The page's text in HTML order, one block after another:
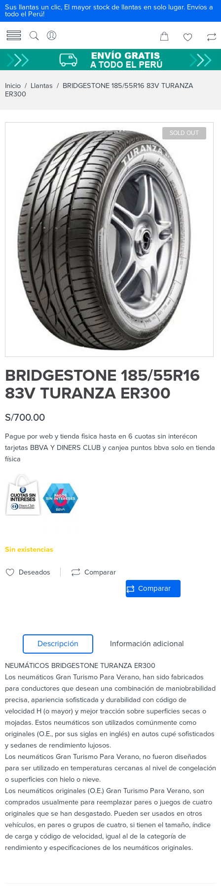
Sus llantas un clic, El mayor stock de llantas en solo lugar. Envíos a
todo el Perú!
Inicio / Llantas / BRIDGESTONE 185/55R16 83V TURANZA
ER300
SOLD OUT
BRIDGESTONE 185/55R16
83V TURANZA ER300
S/700.00
Pague por web y tienda fisica hasta en 6 cuotas sin interécon
tarjetas BBVA Y DINERS CLUB y canjea puntos bbva solo en tienda
física
Sin existencias
Deseados Comparar
Comparar
Descripción Información adicional
NEUMÁTICOS BRIDGESTONE TURANZA ER300
Los neumáticos Gran Turismo Para Verano, han sido fabricados
para conductores que desean una combinación de maniobrabilidad
precisa, apariencia sofisticada y durabilidad con código de
velocidad H (o mayor) y mejor tracción sobre superficies secas o
mojadas. Estos neumáticos son utilizados comúnmente como
originales (O.E., por sus siglas en inglés) en autos cupé sofisticados
y sedanes de rendimiento lujosos.
Los neumáticos Gran Turismo Para Verano, no fueron diseñados
para ser utilizado en temperaturas cercanas al nivel de congelación
o superficies con hielo o nieve.
Los neumáticos originales (O.E.) Gran Turismo Para Verano, son
comprados usualmente para reemplazar pares o juegos de cuatro
originales que se han desgastado. Pueden ser usados en otros
vehículos, en pares o grupos de cuatro, si tienen el tamaño, índice
de carga y código de velocidad, igual al de la categoría de
rendimiento y especificaciones de los neumáticos originales.